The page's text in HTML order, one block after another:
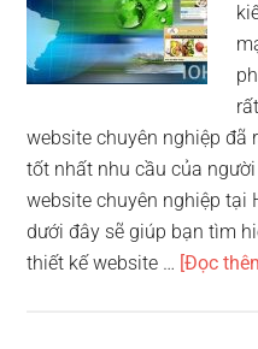
website chuyên nghiệp đã
tốt nhất nhu cầu của
website chuyên nghiệp tại
dưới đây sẽ giúp bạn tìm
thiết kế website … [Đọc